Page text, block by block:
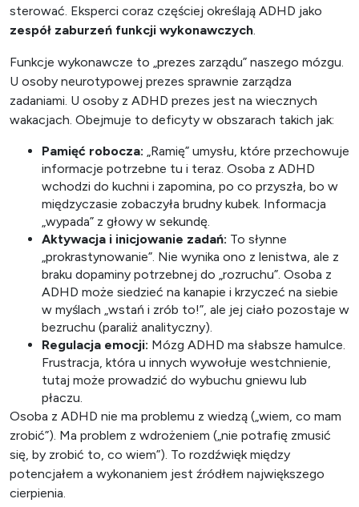
sterować. Eksperci coraz częściej określają ADHD jako
zespół zaburzeń funkcji wykonawczych
Funkcje wykonawcze to „prezes zarządu” naszego mózgu.
U osoby neurotypowej prezes sprawnie zarządza
zadaniami. U osoby z ADHD prezes jest na wiecznych
wakacjach. Obejmuje to deficyty w obszarach takich jak:
Pamięć robocza: „Ramię” umysłu, które przechowuje
informacje potrzebne tu i teraz. Osoba z ADHD
wchodzi do kuchni i zapomina, po co przyszła, bo w
międzyczasie zobaczyła brudny kubek. Informacja
„wypada” z głowy w sekundę.
Aktywacja i inicjowanie zadań: To słynne
„prokrastynowanie”. Nie wynika ono z lenistwa, ale z
braku dopaminy potrzebnej do „rozruchu”. Osoba z
ADHD może siedzieć na kanapie i krzyczeć na siebie
w myślach „wstań i zrób to!”, ale jej ciało pozostaje w
bezruchu (paraliż analityczny).
Regulacja emocji: Mózg ADHD ma słabsze hamulce.
Frustracja, która u innych wywołuje westchnienie,
tutaj może prowadzić do wybuchu gniewu lub
płaczu.
Osoba z ADHD nie ma problemu z wiedzą („wiem, co mam
zrobić”). Ma problem z wdrożeniem („nie potrafię zmusić
się, by zrobić to, co wiem”). To rozdźwięk między
potencjałem a wykonaniem jest źródłem największego
cierpienia.